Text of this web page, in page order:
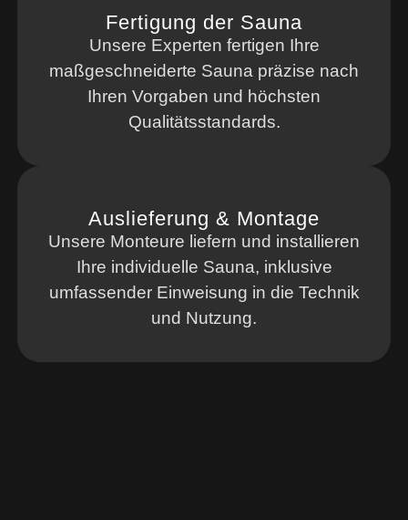
Fertigung der Sauna
Unsere Experten fertigen Ihre
maßgeschneiderte Sauna präzise nach
Ihren Vorgaben und höchsten
Qualitätsstandards.
Auslieferung & Montage
Unsere Monteure liefern und installieren
Ihre individuelle Sauna, inklusive
umfassender Einweisung in die Technik
und Nutzung.